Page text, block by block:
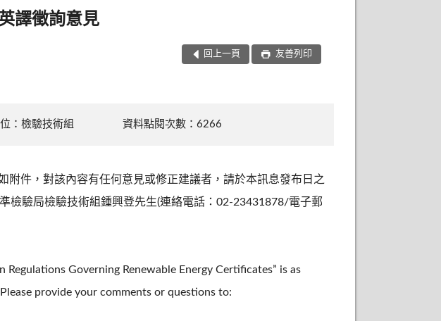
譯徵詢意見
回上一頁 友善列印
：檢驗技術組 資料點閱次數：6266
附件，對該內容有任何意見或修正建議者，請於本訊息發布日之
檢驗局檢驗技術組鍾興登先生(連絡電話：02-23431878/電子郵
Governing Renewable Energy Certificates” is as
provide your comments or questions to: